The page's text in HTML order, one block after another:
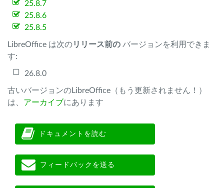
25.8.7
25.8.6
25.8.5
LibreOffice は次のリリース前の バージョンを利用できま
す:
26.8.0
古いバージョンのLibreOffice（もう更新されません！）
は、 アーカイブにあります
ドキュメントを読む
フィードバックを送る